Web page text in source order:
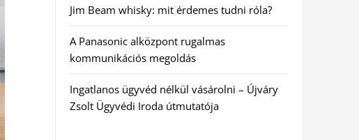
Jim Beam whisky: mit érdemes tudni róla?
A Panasonic alközpont rugalmas
kommunikációs megoldás
Ingatlanos ügyvéd nélkül vásárolni – Újváry
Zsolt Ügyvédi Iroda útmutatója